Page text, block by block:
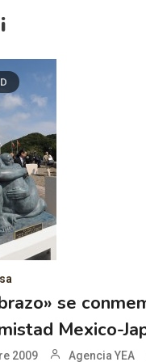
se
Mexico-
2009 Agencia YEA